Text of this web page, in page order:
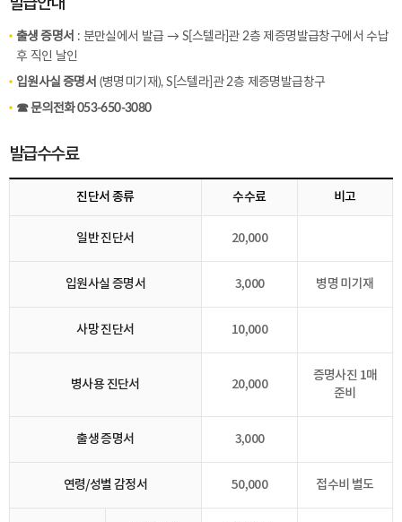
출생 증명서 : 분만실에서 발급 → S[스텔라]관 2층 제증명발급창구에서 수납
후 직인 날인
입원사실 증명서 (병명미기재), S[스텔라]관 2층 제증명발급창구
☎ 문의전화 053-650-3080
발급수수료
진단서 종류 수수료 비고
일반 진단서 20,000
입원사실 증명서 3,000 병명 미기재
사망 진단서 10,000
병사용 진단서 20,000
증명사진 1매
준비
출생 증명서 3,000
연령/성별 감정서 50,000 접수비 별도